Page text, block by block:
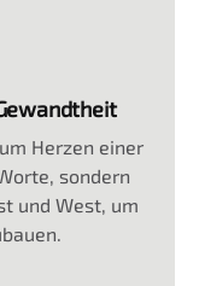
Herzen einer
sondern
und West, um